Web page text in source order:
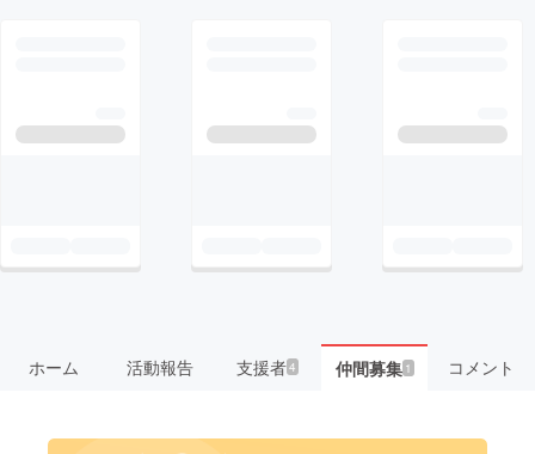
ホーム 活動報告 支援者4 仲間募集 1 コメント